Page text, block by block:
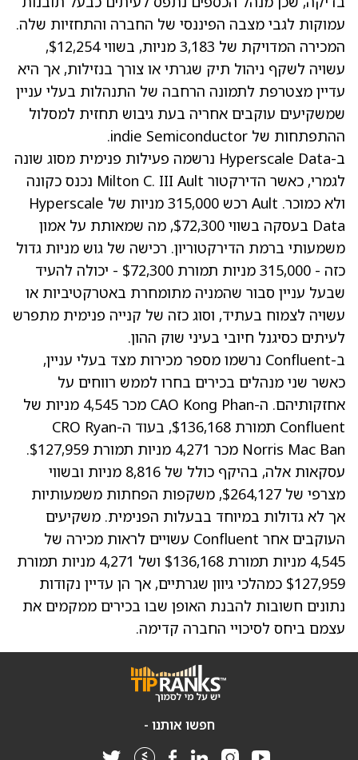
עמוקות לגבי מצבה הפיננסי של החברה והתחזיות שלה.
המכירה המדויקת של 3,183 מניות, בשווי $12,254,
עשויה לשקף ניהול תיק שגרתי או צורך בנזילות, אך היא
עדיין מצטרפת לתמונה הרחבה של התנהלות בעלי עניין
שמשקיעים עוקבים אחריה בעת גיבוש תחזית למסלול
ההתפתחות של indie Semiconductor.
ב-Hyperscale Data נרשמה פעילות פנימית מסוג שונה
לגמרי, כאשר הדירקטור Milton C. III Ault נכנס כקונה
ולא כמוכר. Ault רכש 315,000 מניות של Hyperscale
Data בעסקה בשווי $72,300, מה שמאותת על אמון
משמעותי ברמת הדירקטוריון. רכישה של גוש מניות גדול
כזה - 315,000 מניות תמורת $72,300 - יכולה להעיד
שבעל עניין סבור שהמניה מתומחרת באטרקטיביות או
עשויה לצמוח בעתיד, וסוג כזה של קנייה פנימית מתפרש
לעיתים כסיגנל חיובי בעיני שוק ההון.
ב-Confluent נרשמו מספר מכירות מצד בעלי עניין,
כאשר שני מנהלים בכירים בחרו לממש רווחים על
אחזקותיהם. ה-CAO Kong Phan מכר 4,545 מניות של
Confluent תמורת $136,168, בעוד ה-CRO Ryan
Norris Mac Ban מכר 4,271 מניות תמורת $127,959.
עסקאות אלה, בהיקף כולל של 8,816 מניות ובשווי
מצרפי של $264,127, משקפות הפחתות משמעותיות
אך לא גדולות במיוחד בבעלות הפנימית. משקיעים
העוקבים אחר Confluent עשויים לראות מכירה של
4,545 מניות תמורת $136,168 ושל 4,271 מניות תמורת
$127,959 כמהלכי גיוון שגרתיים, אך הן עדיין נקודות
נתונים חשובות להבנת האופן שבו בכירים ממקמים את
עצמם ביחס לסיכויי החברה קדימה.
חפשו אותנו -